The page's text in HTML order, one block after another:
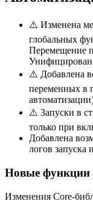
⚠️ Изменена
глобальных
Перемещение
⚠️ Добавлена
переменных в
⚠️ Запуски в
только при
Добавлена
логов запуска
Новые функции
Изменения Core-